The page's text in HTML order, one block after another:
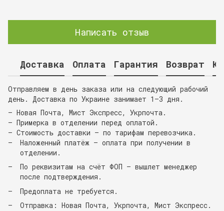
Написать отзыв
Доставка Оплата Гарантия Возврат
Отправляем в день заказа или на следующий рабочий
день. Доставка по Украине занимает 1–3 дня.
— Новая Почта, Мист Экспресс, Укрпочта.
— Примерка в отделении перед оплатой.
— Стоимость доставки — по тарифам перевозчика.
Наложенный платёж — оплата при получении в
отделении.
По реквизитам на счёт ФОП — вышлет менеджер
после подтверждения.
Предоплата не требуется.
Отправка: Новая Почта, Укрпочта, Мист Экспресс.